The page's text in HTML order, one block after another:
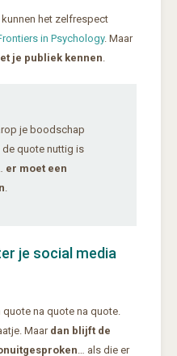
het zelfrespect
in Psychology. Maar
je publiek kennen.
je boodschap
quote nuttig is
er moet een
.
je social media
na quote na quote.
Maar dan blijft de
… als die er